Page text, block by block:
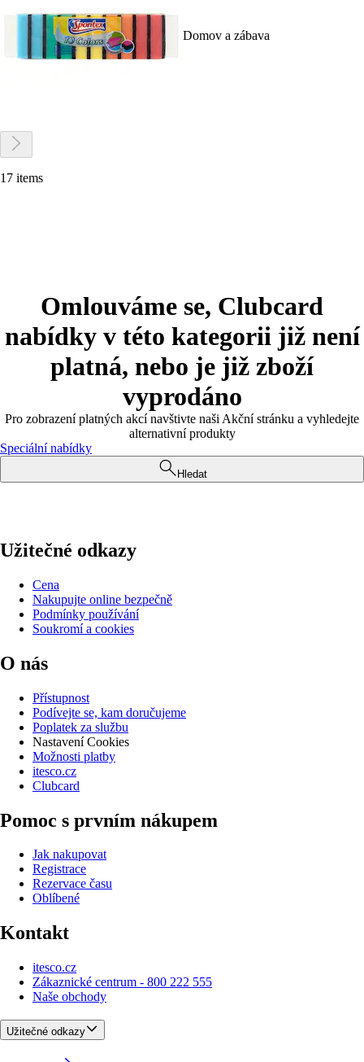
Domov a zábava
17 items
Omlouváme se, Clubcard
nabídky v této kategorii již není
platná, nebo je již zboží
vyprodáno
Pro zobrazení platných akcí navštivte naši Akční stránku a vyhledejte
alternativní produkty
Speciální nabídky
Hledat
Užitečné odkazy
Cena
Nakupujte online bezpečně
Podmínky používání
Soukromí a cookies
O nás
Přístupnost
Podívejte se, kam doručujeme
Poplatek za službu
Nastavení Cookies
Možnosti platby
itesco.cz
Clubcard
Pomoc s prvním nákupem
Jak nakupovat
Registrace
Rezervace času
Oblíbené
Kontakt
itesco.cz
Zákaznické centrum - 800 222 555
Naše obchody
Užitečné odkazy